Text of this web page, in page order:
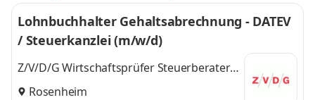
Lohnbuchhalter Gehaltsabrechnung - DATEV
/ Steuerkanzlei (m/w/d)
Z/V/D/G Wirtschaftsprüfer Steuerberater
PartmbB Hubert & Heubusch
Rosenheim